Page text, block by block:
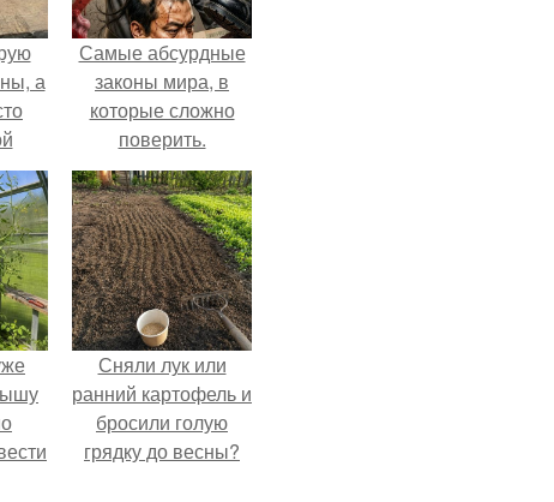
а
Самые абсурдные
законы мира, в
которые сложно
поверить.
Сняли лук или
ранний картофель и
бросили голую
грядку до весны?